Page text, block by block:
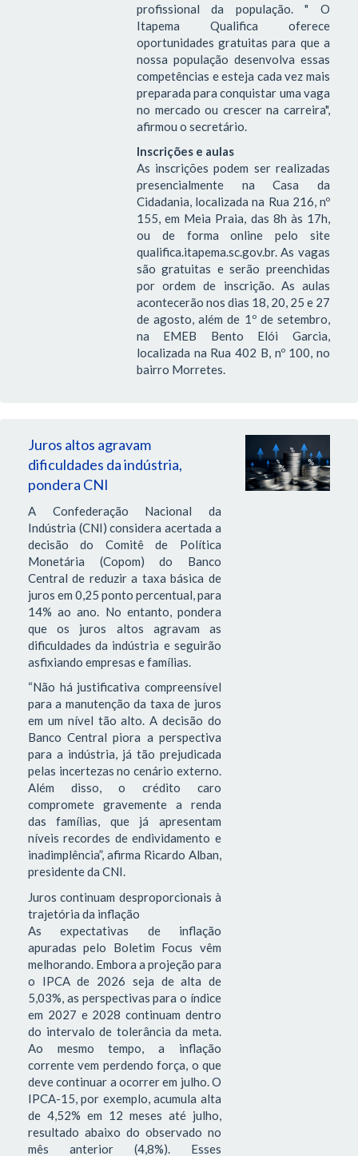
profissional da população. " O
Itapema Qualifica oferece
oportunidades gratuitas para que a
nossa população desenvolva essas
competências e esteja cada vez mais
preparada para conquistar uma vaga
no mercado ou crescer na carreira",
afirmou o secretário.
Inscrições e aulas
As inscrições podem ser realizadas
presencialmente na Casa da
Cidadania, localizada na Rua 216, nº
155, em Meia Praia, das 8h às 17h,
ou de forma online pelo site
qualifica.itapema.sc.gov.br. As vagas
são gratuitas e serão preenchidas
por ordem de inscrição. As aulas
acontecerão nos dias 18, 20, 25 e 27
de agosto, além de 1º de setembro,
na EMEB Bento Elói Garcia,
localizada na Rua 402 B, nº 100, no
bairro Morretes.
Juros altos agravam
dificuldades da indústria,
pondera CNI
A Confederação Nacional da
Indústria (CNI) considera acertada a
decisão do Comitê de Política
Monetária (Copom) do Banco
Central de reduzir a taxa básica de
juros em 0,25 ponto percentual, para
14% ao ano. No entanto, pondera
que os juros altos agravam as
dificuldades da indústria e seguirão
asfixiando empresas e famílias.
“Não há justificativa compreensível
para a manutenção da taxa de juros
em um nível tão alto. A decisão do
Banco Central piora a perspectiva
para a indústria, já tão prejudicada
pelas incertezas no cenário externo.
Além disso, o crédito caro
compromete gravemente a renda
das famílias, que já apresentam
níveis recordes de endividamento e
inadimplência”, afirma Ricardo Alban,
presidente da CNI.
Juros continuam desproporcionais à
trajetória da inflação
As expectativas de inflação
apuradas pelo Boletim Focus vêm
melhorando. Embora a projeção para
o IPCA de 2026 seja de alta de
5,03%, as perspectivas para o índice
em 2027 e 2028 continuam dentro
do intervalo de tolerância da meta.
Ao mesmo tempo, a inflação
corrente vem perdendo força, o que
deve continuar a ocorrer em julho. O
IPCA-15, por exemplo, acumula alta
de 4,52% em 12 meses até julho,
resultado abaixo do observado no
mês anterior (4,8%). Esses